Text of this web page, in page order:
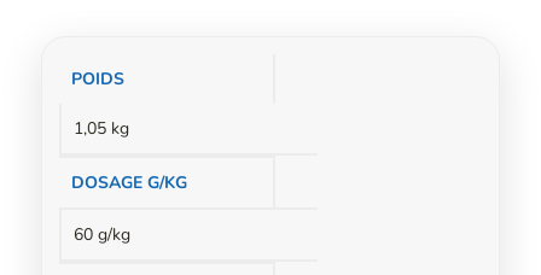
Informations
POIDS
1,05 kg
DOSAGE G/KG
60 g/kg